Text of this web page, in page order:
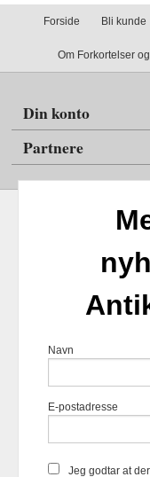
Forside Bli kunde
Om Forkortelser
Din konto
Partnere
98254859-
du får
Navn
E-postadresse
Jeg godtar at